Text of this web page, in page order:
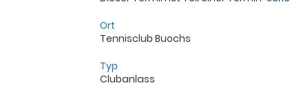
Ort
Tennisclub Buochs
Typ
Clubanlass